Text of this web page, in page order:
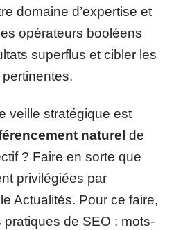
domaine d’expertise et
opérateurs booléens
superflus et cibler les
veille stratégique est
naturel de
? Faire en sorte que
privilégiées par
Actualités. Pour ce faire,
de SEO : mots-